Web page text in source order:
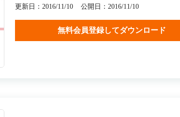
更新日：2016/11/10
公開日：2016/11/10
無料会員登録してダウンロード